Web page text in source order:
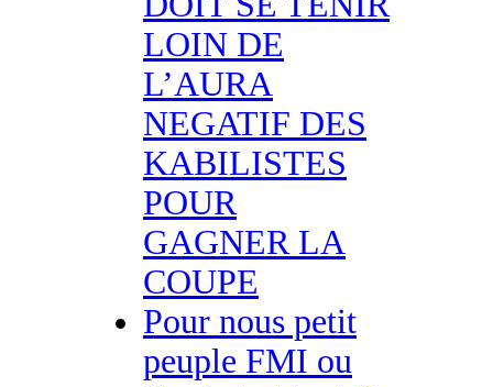
LOIN DE
L’AURA
NEGATIF DES
KABILISTES
POUR
GAGNER LA
COUPE
Pour nous petit
peuple FMI ou